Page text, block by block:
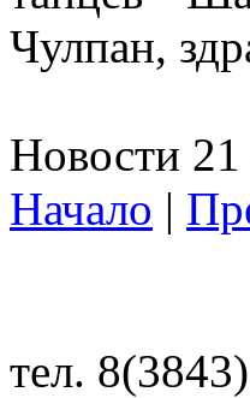
Чулпан,
Новости
Начало |
тел.